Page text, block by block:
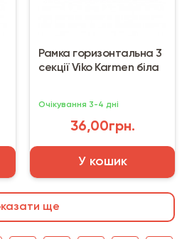
Рамка горизонтальна 3
секції Viko Karmen біла
Очікування 3-4 дні
36,00грн.
У кошик
ще